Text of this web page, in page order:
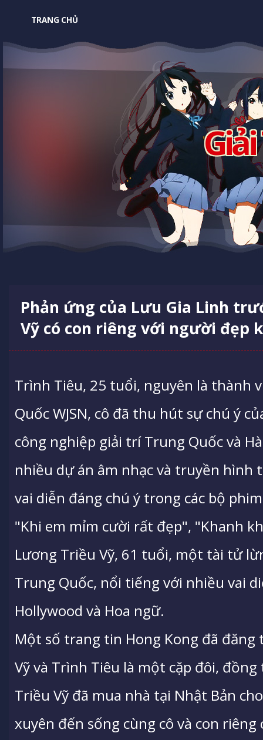
TRANG CHỦ
Phản ứng của Lưu Gia Linh
Vỹ có con riêng với người đẹp
Trình Tiêu, 25 tuổi, nguyên là thành
Quốc WJSN, cô đã thu hút sự chú ý
công nghiệp giải trí Trung Quốc và
nhiều dự án âm nhạc và truyền hình
vai diễn đáng chú ý trong các bộ
"Khi em mỉm cười rất đẹp", "Khanh
Lương Triều Vỹ, 61 tuổi, một tài tử
Trung Quốc, nổi tiếng với nhiều vai
Hollywood và Hoa ngữ.
Một số trang tin Hong Kong đã
Vỹ và Trình Tiêu là một cặp đôi,
Triều Vỹ đã mua nhà tại Nhật Bản
xuyên đến sống cùng cô và con